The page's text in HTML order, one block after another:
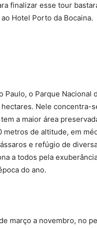
finalizar esse tour
Hotel Porto da Bocaina.
o Parque Nacional
Nele concentra-
a maior área
metros de altitude, em
e refúgio de
a todos pela
do ano.
março a novembro, no